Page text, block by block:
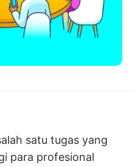
satu tugas yang
para profesional